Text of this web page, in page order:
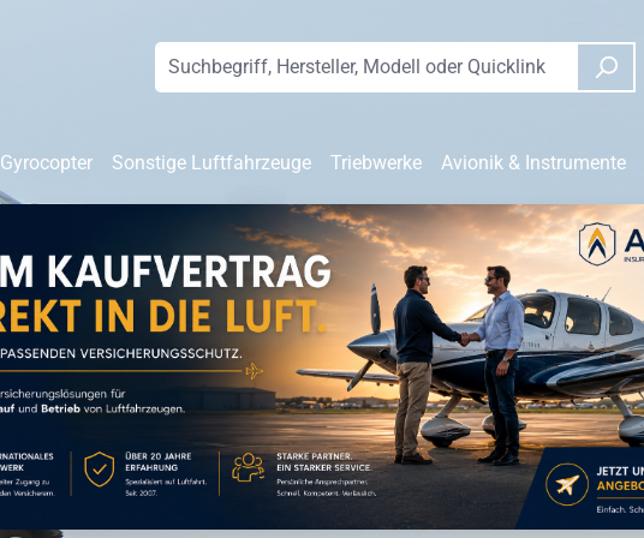
Sonstige Luftfahrzeuge Triebwerke Avionik & Instrumente